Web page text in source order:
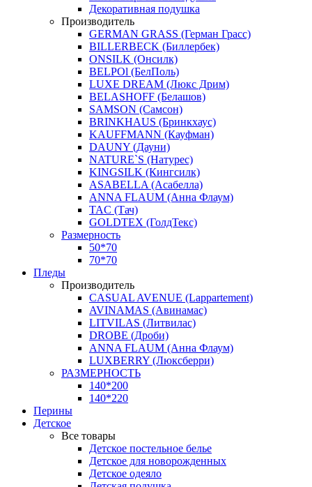
Декоративная подушка
Производитель
GERMAN GRASS (Герман Грасс)
BILLERBECK (Биллербек)
ONSILK (Онсилк)
BELPOl (БелПоль)
LUXE DREAM (Люкс Дрим)
BELASHOFF (Белашов)
SAMSON (Самсон)
BRINKHAUS (Бринкхаус)
KAUFFMANN (Кауфман)
DAUNY (Дауни)
NATURE`S (Натурес)
KINGSILK (Кингсилк)
ASABELLA (Асабелла)
ANNA FLAUM (Анна Флаум)
TAC (Тач)
GOLDTEX (ГолдТекс)
Размерность
50*70
70*70
Пледы
Производитель
CASUAL AVENUE (Lappartement)
AVINAMAS (Авинамас)
LITVILAS (Литвилас)
DROBE (Дроби)
ANNA FLAUM (Анна Флаум)
LUXBERRY (Люксберри)
РАЗМЕРНОСТЬ
140*200
140*220
Перины
Детское
Все товары
Детское постельное белье
Детское для новорожденных
Детское одеяло